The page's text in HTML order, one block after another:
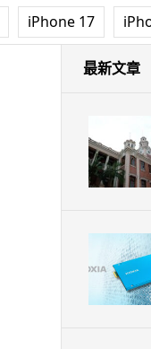
iPhone 17
最新文章